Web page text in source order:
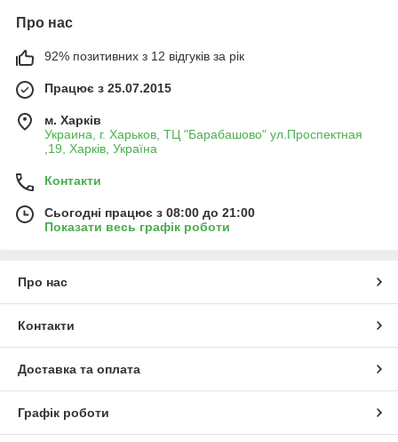
Про нас
92% позитивних з 12 відгуків за рік
Працює з 25.07.2015
м. Харків
Украина, г. Харьков, ТЦ "Барабашово" ул.Проспектная
,19, Харків, Україна
Контакти
Сьогодні працює з 08:00 до 21:00
Показати весь графік роботи
Про нас
Контакти
Доставка та оплата
Графік роботи